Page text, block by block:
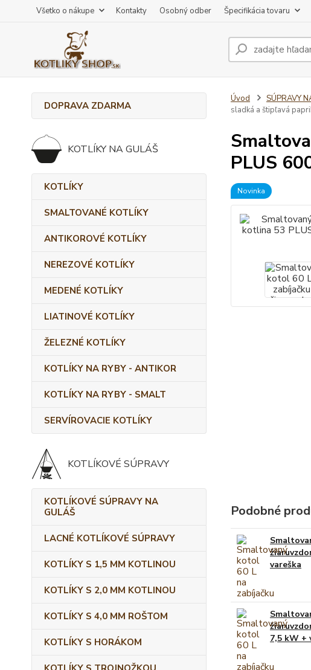
Všetko o nákupe Kontakty Osobný odber Špecifikácia tovaru
DOPRAVA ZDARMA
KOTLÍKY NA GULÁŠ
KOTLÍKY
SMALTOVANÉ KOTLÍKY
ANTIKOROVÉ KOTLÍKY
NEREZOVÉ KOTLÍKY
MEDENÉ KOTLÍKY
LIATINOVÉ KOTLÍKY
ŽELEZNÉ KOTLÍKY
KOTLÍKY NA RYBY - ANTIKOR
KOTLÍKY NA RYBY - SMALT
SERVÍROVACIE KOTLÍKY
KOTLÍKOVÉ SÚPRAVY
KOTLÍKOVÉ SÚPRAVY NA
GULÁŠ
LACNÉ KOTLÍKOVÉ SÚPRAVY
KOTLÍKY S 1,5 MM KOTLINOU
KOTLÍKY S 2,0 MM KOTLINOU
KOTLÍKY S 4,0 MM ROŠTOM
KOTLÍKY S HORÁKOM
Úvod SÚPRAVY
sladká a štipľavá
PLUS
Novinka
Podobné
vareška
7,5 kW +